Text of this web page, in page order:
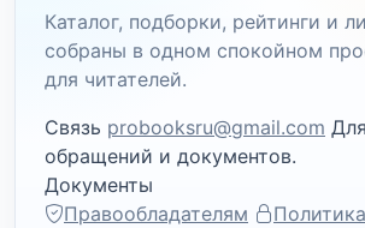
Каталог, подборки, рейтинги и
собраны в одном спокойном
для читателей.
Связь probooksru@gmail.com
обращений и документов.
Документы
Правообладателям
Политика